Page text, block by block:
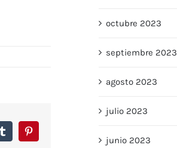
TumblrPinterest
octubre 2023
septiembre 2023
agosto 2023
julio 2023
junio 2023